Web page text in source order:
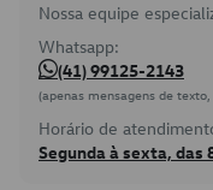
Nossa equipe
Whatsapp:
(41) 99125-2143
(apenas mensagens de
Horário de
Segunda à sexta, das